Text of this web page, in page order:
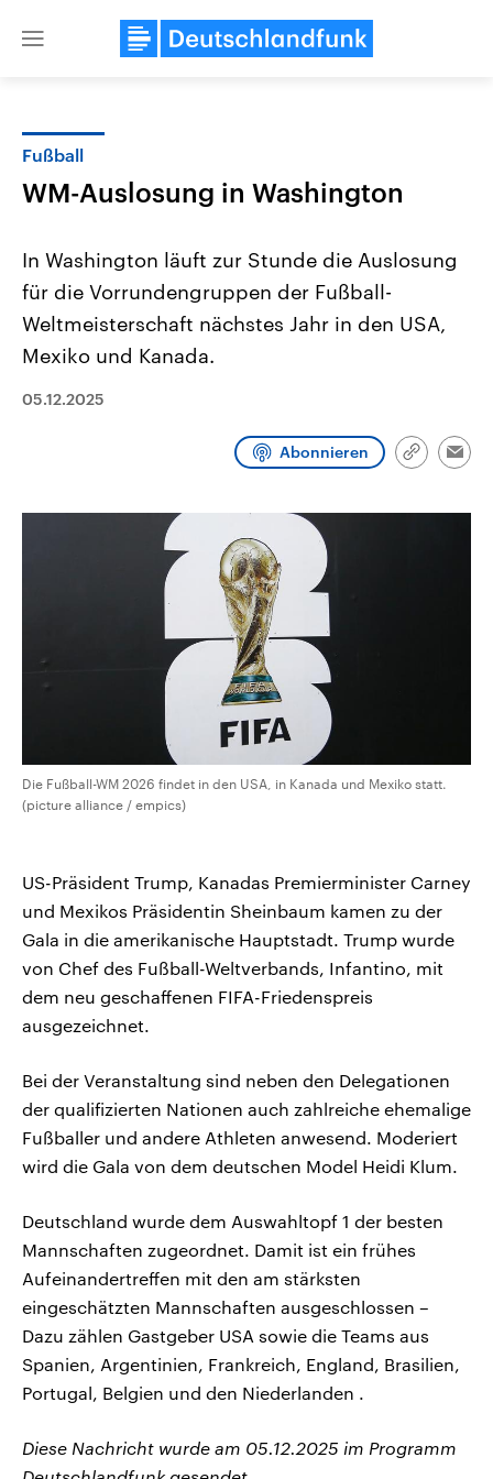
Close
2026
September 2026 einen neuen
Umfragen, Prognosen,
Wahlprogramme, aktuelle Berichte
und Hintergründe zu den Parteien
und Kandidaten der anstehenden
Wirtschaftlich und
gehören die Vereinigten
den mächtigsten Ländern
Programm Podcasts
Fußball
WM-Auslosung in Washington
In Washington läuft zur Stunde die Auslosung
für die Vorrundengruppen der Fußball-
Weltmeisterschaft nächstes Jahr in den USA,
Mexiko und Kanada.
05.12.2025
Abonnieren
Link
Die Fußball-WM 2026 findet in den USA, in Kanada und Mexiko statt.
(picture alliance / empics)
US-Präsident Trump, Kanadas Premierminister Carney
und Mexikos Präsidentin Sheinbaum kamen zu der
Gala in die amerikanische Hauptstadt. Trump wurde
von Chef des Fußball-Weltverbands, Infantino, mit
dem neu geschaffenen FIFA-Friedenspreis
ausgezeichnet.
Bei der Veranstaltung sind neben den Delegationen
der qualifizierten Nationen auch zahlreiche ehemalige
Fußballer und andere Athleten anwesend. Moderiert
wird die Gala von dem deutschen Model Heidi Klum.
Deutschland wurde dem Auswahltopf 1 der besten
Mannschaften zugeordnet. Damit ist ein frühes
Aufeinandertreffen mit den am stärksten
eingeschätzten Mannschaften ausgeschlossen –
Dazu zählen Gastgeber USA sowie die Teams aus
Spanien, Argentinien, Frankreich, England, Brasilien,
Portugal, Belgien und den Niederlanden .
Diese Nachricht wurde am 05.12.2025 im Programm